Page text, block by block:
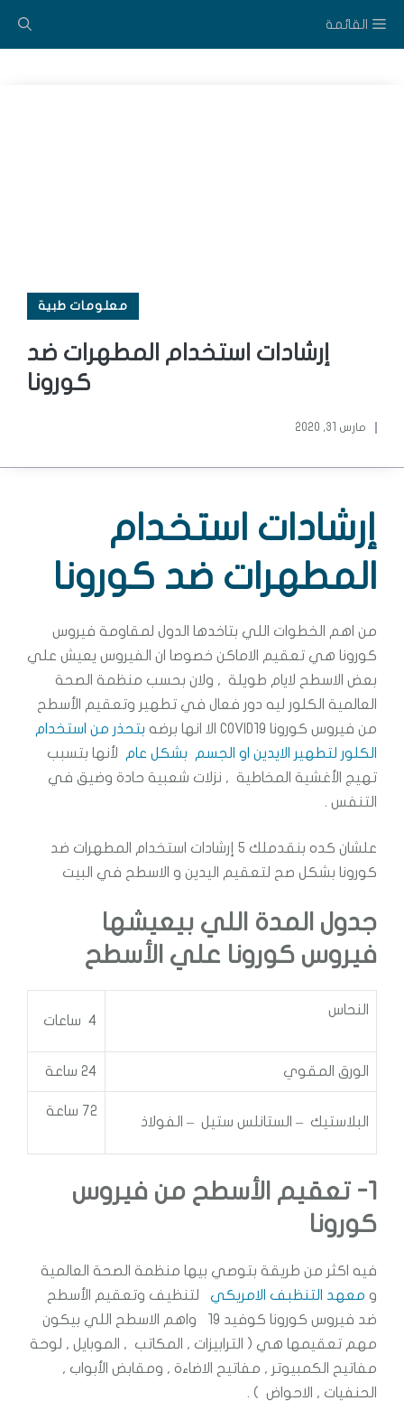
القائمة
معلومات طبية
إرشادات استخدام المطهرات ضد
كورونا
مارس 31, 2020
إرشادات استخدام
المطهرات ضد كورونا
من اهم الخطوات اللي بتاخدها الدول لمقاومة فيروس
كورونا هي تعقيم الاماكن خصوصا ان الفيروس يعيش علي
بعض الاسطح لايام طويلة , ولان بحسب منظمة الصحة
العالمية الكلور ليه دور فعال في تطهير وتعقيم الأسطح
من فيروس كورونا COVID19 الا انها برضه
بتحذر من استخدام
الكلور لتطهير الايدين او الجسم بشكل عام
لأنها بتسبب
تهيج الأغشية المخاطية , نزلات شعبية حادة وضيق في
التنفس .
علشان كده بنقدملك 5 إرشادات استخدام المطهرات ضد
كورونا بشكل صح لتعقيم اليدين و الاسطح في البيت
جدول المدة اللي بيعيشها
فيروس كورونا علي الأسطح
النحاس
4 ساعات
الورق المقوي 24 ساعة
البلاستيك – الستانلس ستيل – الفولاذ
72 ساعة
1- تعقيم الأسطح من فيروس
كورونا
فيه اكثر من طريقة بتوصي بيها منظمة الصحة العالمية
و معهد التنظبف الامريكي لتنظيف وتعقيم الأسطح
ضد فيروس كورونا كوفيد 19 واهم الاسطح اللي بيكون
مهم تعقيمها هي ( الترابيزات , المكاتب , الموبايل , لوحة
مفاتيح الكمبيوتر , مفاتيح الاضاءة , ومقابض الأبواب ,
الحنفيات , الاحواض ) .